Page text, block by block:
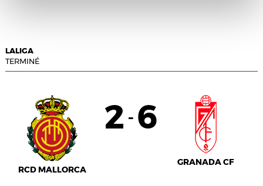
LALIGA
TERMINÉ
RCD MALLORCA
2 - 6
GRANADA CF